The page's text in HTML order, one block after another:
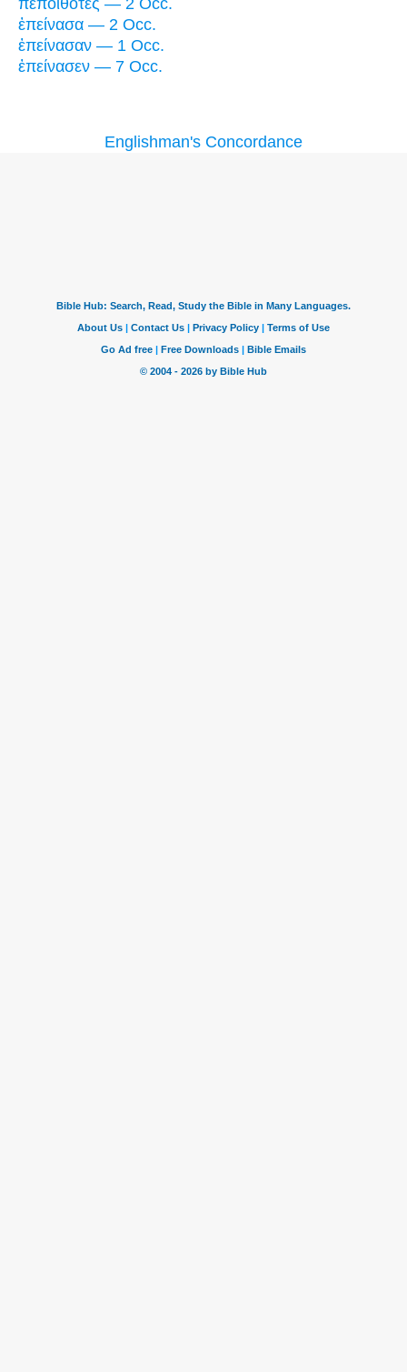
πεποιθότες — 2 Occ.
ἐπείνασα — 2 Occ.
ἐπείνασαν — 1 Occ.
ἐπείνασεν — 7 Occ.
Englishman's Concordance